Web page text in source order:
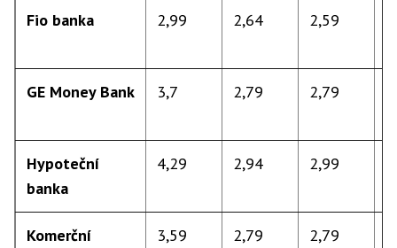
Fio banka 2,99 2,64 2,59
GE Money Bank 3,7 2,79 2,79
Hypoteční
banka
4,29 2,94 2,99
Komerční
3,59 2,79 2,79